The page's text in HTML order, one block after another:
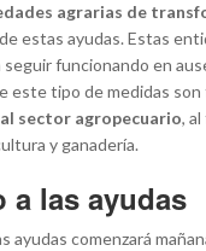
agrarias de
estas ayudas. Estas
funcionando en
este tipo de medidas
sector agropecuario,
y ganadería.
a las ayudas
ayudas comenzará